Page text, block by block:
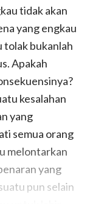
tidak akan
yang engkau
tolak bukanlah
Apakah
kesalahan
yang
semua orang
melontarkan
yang
pun selain